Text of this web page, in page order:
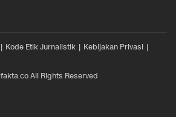
Kode Etik Jurnalistik
Kebijakan Privasi
All Rights Reserved